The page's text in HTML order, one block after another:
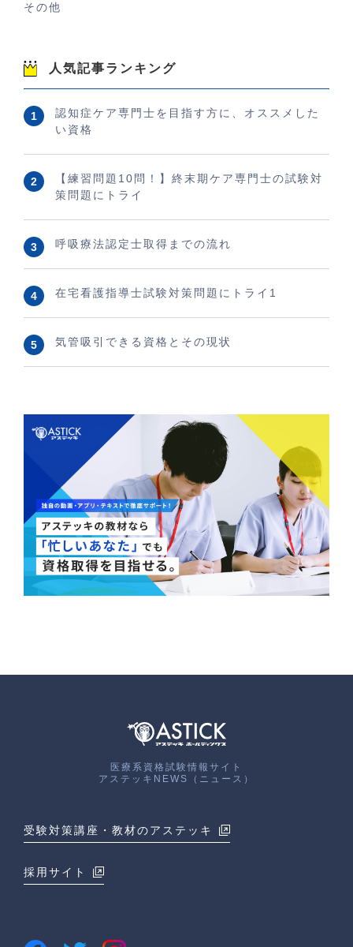
その他
人気記事ランキング
認知症ケア専門士を目指す方に、オススメした
い資格
【練習問題10問！】終末期ケア専門士の試験対
策問題にトライ
呼吸療法認定士取得までの流れ
在宅看護指導士試験対策問題にトライ1
気管吸引できる資格とその現状
医療系資格試験情報サイト
アステッキNEWS（ニュース）
受験対策講座・教材のアステッキ
採用サイト